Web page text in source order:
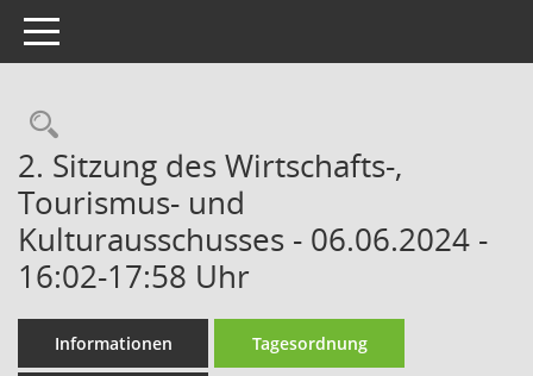
Toggle navigation
Rechercheauswahl
2. Sitzung des Wirtschafts-,
Tourismus- und
Kulturausschusses - 06.06.2024 -
16:02-17:58 Uhr
Informationen Tagesordnung